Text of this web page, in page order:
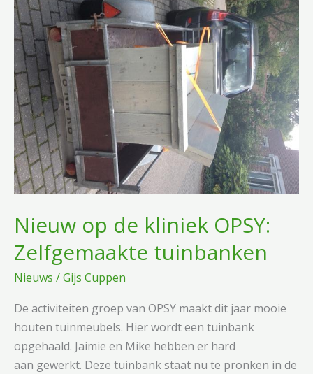
Nieuw op de kliniek OPSY:
Zelfgemaakte tuinbanken
Nieuws /Gijs Cuppen
De activiteiten groep van OPSY maakt dit jaar mooie
houten tuinmeubels. Hier wordt een tuinbank
opgehaald. Jaimie en Mike hebben er hard
aan gewerkt. Deze tuinbank staat nu te pronken in de